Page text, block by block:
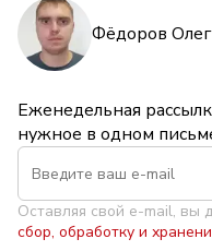
Фёдоров Олег
Еженедельная
нужное в одном
Оставляя свой e-mail, вы
сбор, обработку и